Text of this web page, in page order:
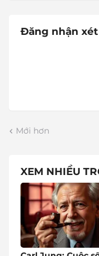
Đăng nhận xét
Mới hơn
XEM NHIỀU